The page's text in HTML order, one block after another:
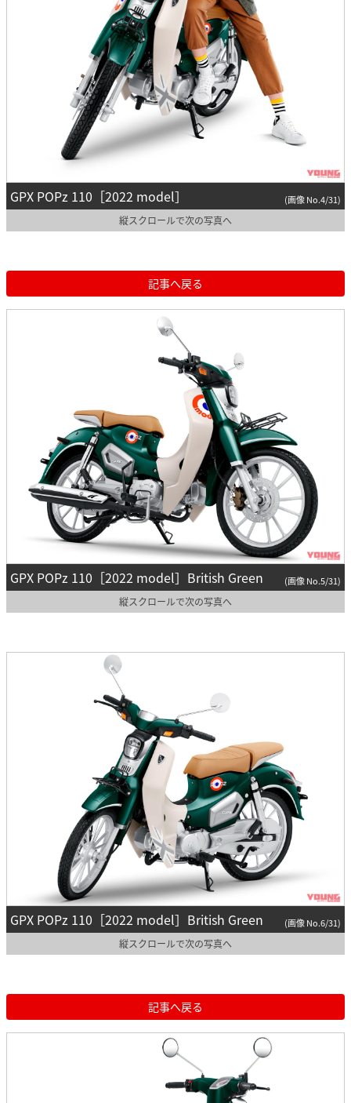
GPX POPz 110［2022 model］ (画像 No.4/31)
縦スクロールで次の写真へ
記事へ戻る
GPX POPz 110［2022 model］British Green (画像 No.5/31)
縦スクロールで次の写真へ
GPX POPz 110［2022 model］British Green (画像 No.6/31)
縦スクロールで次の写真へ
記事へ戻る